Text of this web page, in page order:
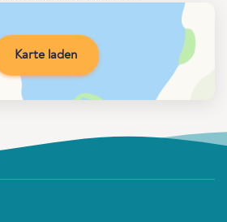
Karte laden